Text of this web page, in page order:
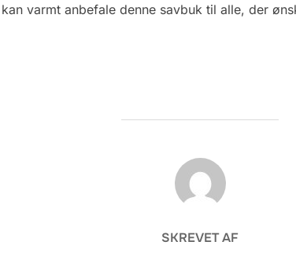
varmt anbefale denne savbuk til alle, der
FORFATTER
SKREVET AF